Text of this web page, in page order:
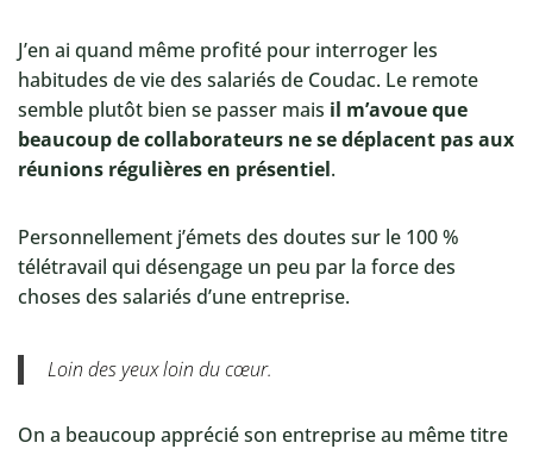
J’en ai quand même profité pour interroger les
habitudes de vie des salariés de Coudac. Le remote
semble plutôt bien se passer mais il m’avoue que
beaucoup de collaborateurs ne se déplacent pas aux
réunions régulières en présentiel.
Personnellement j’émets des doutes sur le 100 %
télétravail qui désengage un peu par la force des
choses des salariés d’une entreprise.
Loin des yeux loin du cœur.
On a beaucoup apprécié son entreprise au même titre